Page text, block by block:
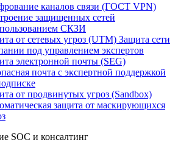
каналов связи (ГОСТ VPN)
защищенных сетей
СКЗИ
от сетевых угроз (UTM) Защита сети
под управлением экспертов
электронной почты (SEG)
почта с экспертной поддержкой
от продвинутых угроз (Sandbox)
защита от маскирующихся
SOC и консалтинг